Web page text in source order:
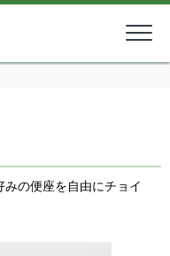
の便座を自由にチョイ